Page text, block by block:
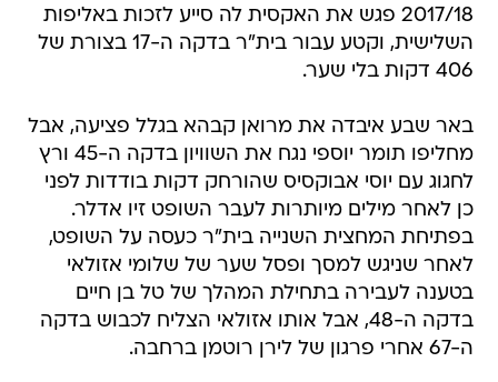
2017/18 פגש את האקסית לה סייע לזכות באליפות
השלישית, וקטע עבור בית"ר בדקה ה-17 בצורת של
406 דקות בלי שער.
באר שבע איבדה את מרואן קבהא בגלל פציעה, אבל
מחליפו תומר יוספי נגח את השוויון בדקה ה-45 ורץ
לחגוג עם יוסי אבוקסיס שהורחק דקות בודדות לפני
כן לאחר מילים מיותרות לעבר השופט זיו אדלר.
בפתיחת המחצית השנייה בית"ר כעסה על השופט,
לאחר שניגש למסך ופסל שער של שלומי אזולאי
בטענה לעבירה בתחילת המהלך של טל בן חיים
בדקה ה-48, אבל אותו אזולאי הצליח לכבוש בדקה
ה-67 אחרי פרגון של לירן רוטמן ברחבה.